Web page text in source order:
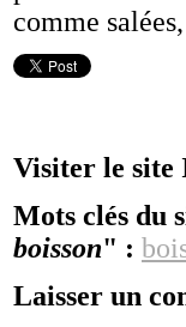
comme
Visiter le site
Mots clés du
boisson" :
Laisser un